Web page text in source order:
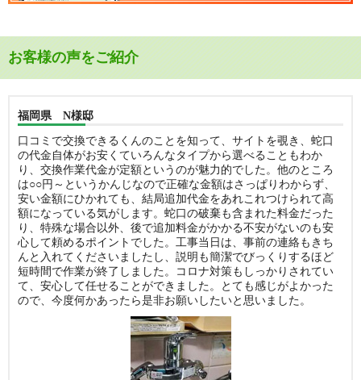
お客様の声をご紹介
福岡県 N様邸
口コミで交換できるくんのことを知って、サイトを覗き、蛇口
の代金自体がお安くていろんなタイプから選べることもわか
り、交換作業代金が定額というのが魅力的でした。他のところ
は○○円～というかんじなので正確な金額はさっぱりわからず、
安い金額にひかれても、結局追加代金をあれこれつけられて高
額になっている気がします。蛇口の破棄も含まれた料金だった
り、特殊な場合以外、後で追加料金がかかる不安がないのも安
心して頼めるポイントでした。工事当日は、事前の連絡もきち
んと入れてくださいましたし、説明も簡潔でびっくりするほど
短時間で作業が終了しました。コロナ対策もしっかりされてい
て、安心して任せることができました。とても感じがよかった
ので、今度何かあったら是非お願いしたいと思いました。